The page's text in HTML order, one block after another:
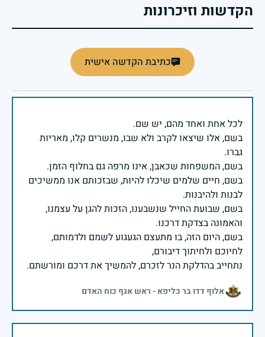
הקדשות וזיכרונות
כתיבת הקדשה אישית
בשם, אלו שיצאו לקרב ולא שבו, מנשרים קלו, מאריות
בשם, חיים שלמים שיכלו להיות, שבזכותם אנו ממשיכים
בשם, שבועת החייל שנשבענו, הזכות להגן על עצמנו,
בשם, היום הזה, בו מתעצם הגעגוע לשמם ולדמותם,
נתחייב בהדלקת הנר לזכרם, להמשיך את דרכם ומורשתם.
אלוף דדו בר כליפא - ראש אגף כוח האדם